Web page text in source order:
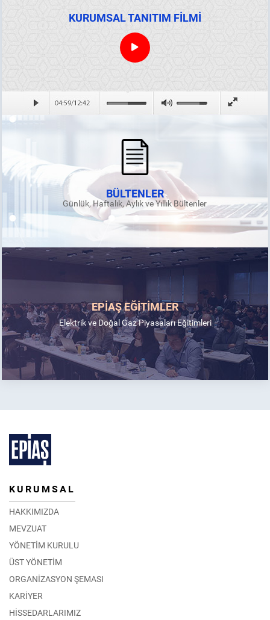
KURUMSAL TANITIM FİLMİ
BÜLTENLER
Günlük, Haftalık, Aylık ve Yıllık Bültenler
EPİAŞ EĞİTİMLER
Elektrik ve Doğal Gaz Piyasaları Eğitimleri
KURUMSAL
HAKKIMIZDA
MEVZUAT
YÖNETİM KURULU
ÜST YÖNETİM
ORGANİZASYON ŞEMASI
KARİYER
HİSSEDARLARIMIZ